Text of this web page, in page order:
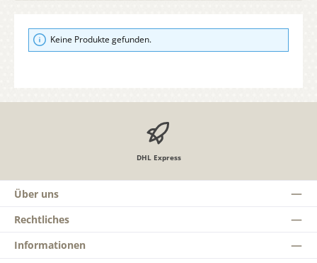
Keine Produkte gefunden.
DHL Express
Über uns
Rechtliches
Informationen